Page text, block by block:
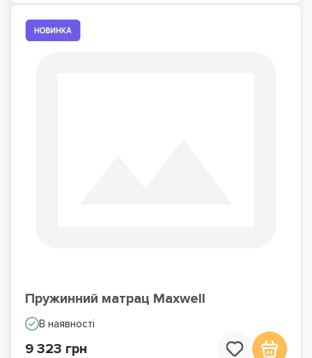
Пружинний матрац Maxwell
В наявності
9 323 грн